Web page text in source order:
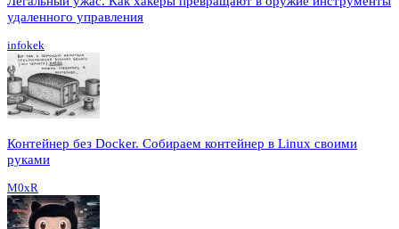
удаленного управления
infokek
Контейнер без Docker. Собираем контейнер в Linux своими
руками
M0xR